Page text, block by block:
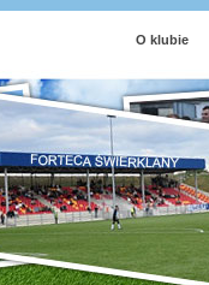
O klubie